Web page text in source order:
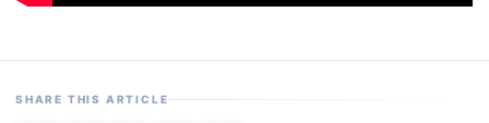
SHARE THIS ARTICLE